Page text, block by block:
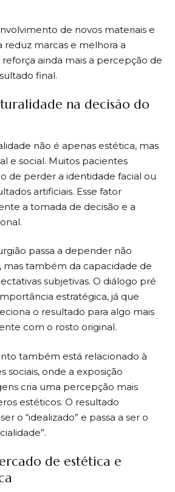
de novos materiais e
reduz marcas e melhora a
ainda mais a percepção de
final.
na decisão do
não é apenas estética, mas
e social. Muitos pacientes
de perder a identidade facial ou
artificiais. Esse fator
a tomada de decisão e a
passa a depender não
mas também da capacidade de
subjetivas. O diálogo pré
estratégica, já que
o resultado para algo mais
com o rosto original.
também está relacionado à
sociais, onde a exposição
cria uma percepção mais
estéticos. O resultado
o “idealizado” e passa a ser o
de estética e